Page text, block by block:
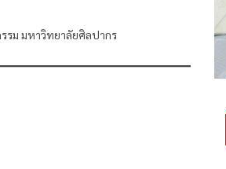
รม มหาวิทยาลัยศิลปากร